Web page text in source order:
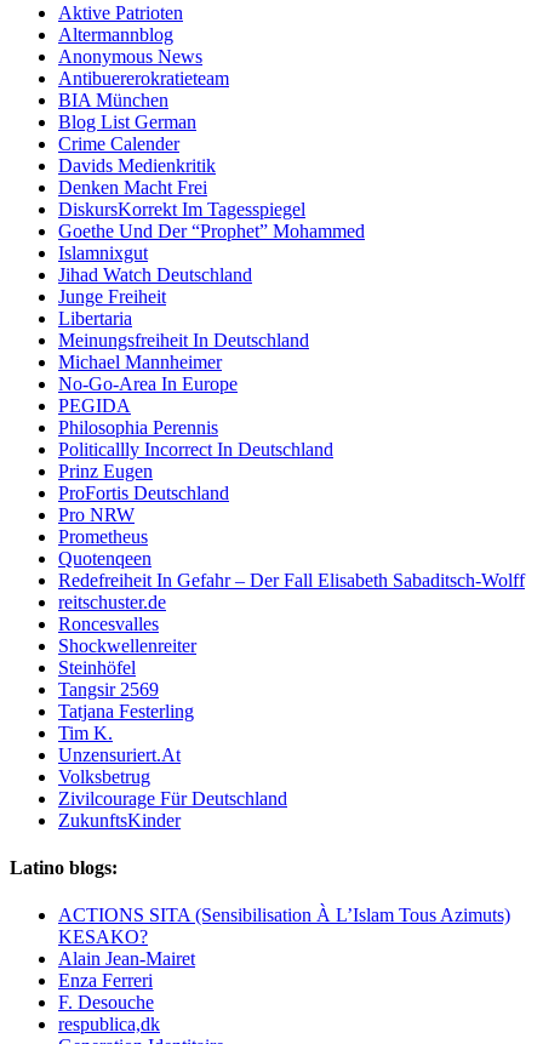
Aktive Patrioten
Altermannblog
Anonymous News
Antibuererokratieteam
BIA München
Blog List German
Crime Calender
Davids Medienkritik
Denken Macht Frei
DiskursKorrekt Im Tagesspiegel
Goethe Und Der “Prophet” Mohammed
Islamnixgut
Jihad Watch Deutschland
Junge Freiheit
Libertaria
Meinungsfreiheit In Deutschland
Michael Mannheimer
No-Go-Area In Europe
PEGIDA
Philosophia Perennis
Politicallly Incorrect In Deutschland
Prinz Eugen
ProFortis Deutschland
Pro NRW
Prometheus
Quotenqeen
Redefreiheit In Gefahr – Der Fall Elisabeth Sabaditsch-Wolff
reitschuster.de
Roncesvalles
Shockwellenreiter
Steinhöfel
Tangsir 2569
Tatjana Festerling
Tim K.
Unzensuriert.At
Volksbetrug
Zivilcourage Für Deutschland
ZukunftsKinder
Latino blogs:
ACTIONS SITA (Sensibilisation À L’Islam Tous Azimuts)
KESAKO?
Alain Jean-Mairet
Enza Ferreri
F. Desouche
respublica,dk